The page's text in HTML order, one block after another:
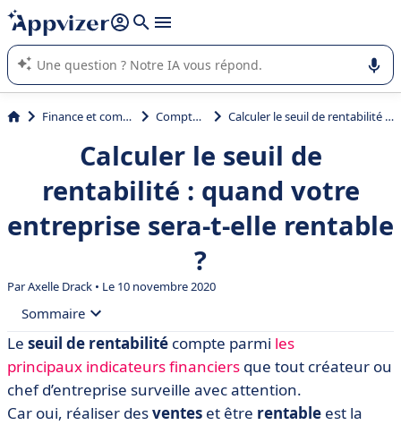
répondre (plusieurs lignes avec
L'IA de Appvizer vous guide dans l'utilisation ou la sélection de
logiciel SaaS en entreprise.
Finance et comptabilité Comptabilité Calculer le seuil de rentabilité : quand votre entreprise sera-t-elle rentable ?
Calculer le seuil de
rentabilité : quand votre
entreprise sera-t-elle rentable
?
ParAxelle Drack • Le 10 novembre 2020
Sommaire
• Seuil de rentabilité : définition
• Calcul du seuil de rentabilité en 5 étapes
• Exemple de calcul du seuil de rentabilité
Le seuil de rentabilité compte parmi les
principaux indicateurs financiers que tout créateur ou
chef d’entreprise surveille avec attention.
Car oui, réaliser desventes et être rentable est la